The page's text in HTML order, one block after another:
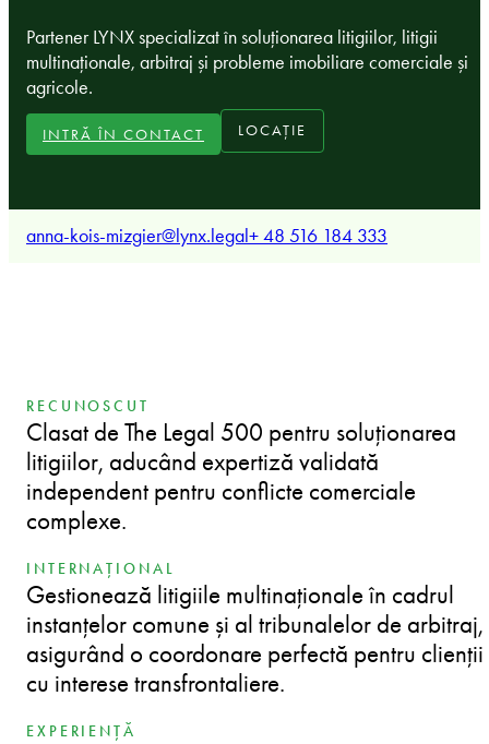
Partener LYNX specializat în soluționarea litigiilor, litigii
multinaționale, arbitraj și probleme imobiliare comerciale și
agricole.
INTRĂ ÎN CONTACT LOCAȚIE
anna-kois-mizgier@lynx.legal+ 48 516 184 333
RECUNOSCUT
Clasat de The Legal 500 pentru soluționarea
litigiilor, aducând expertiză validată
independent pentru conflicte comerciale
complexe.
INTERNAȚIONAL
Gestionează litigiile multinaționale în cadrul
instanțelor comune și al tribunalelor de arbitraj,
asigurând o coordonare perfectă pentru clienții
cu interese transfrontaliere.
EXPERIENȚĂ